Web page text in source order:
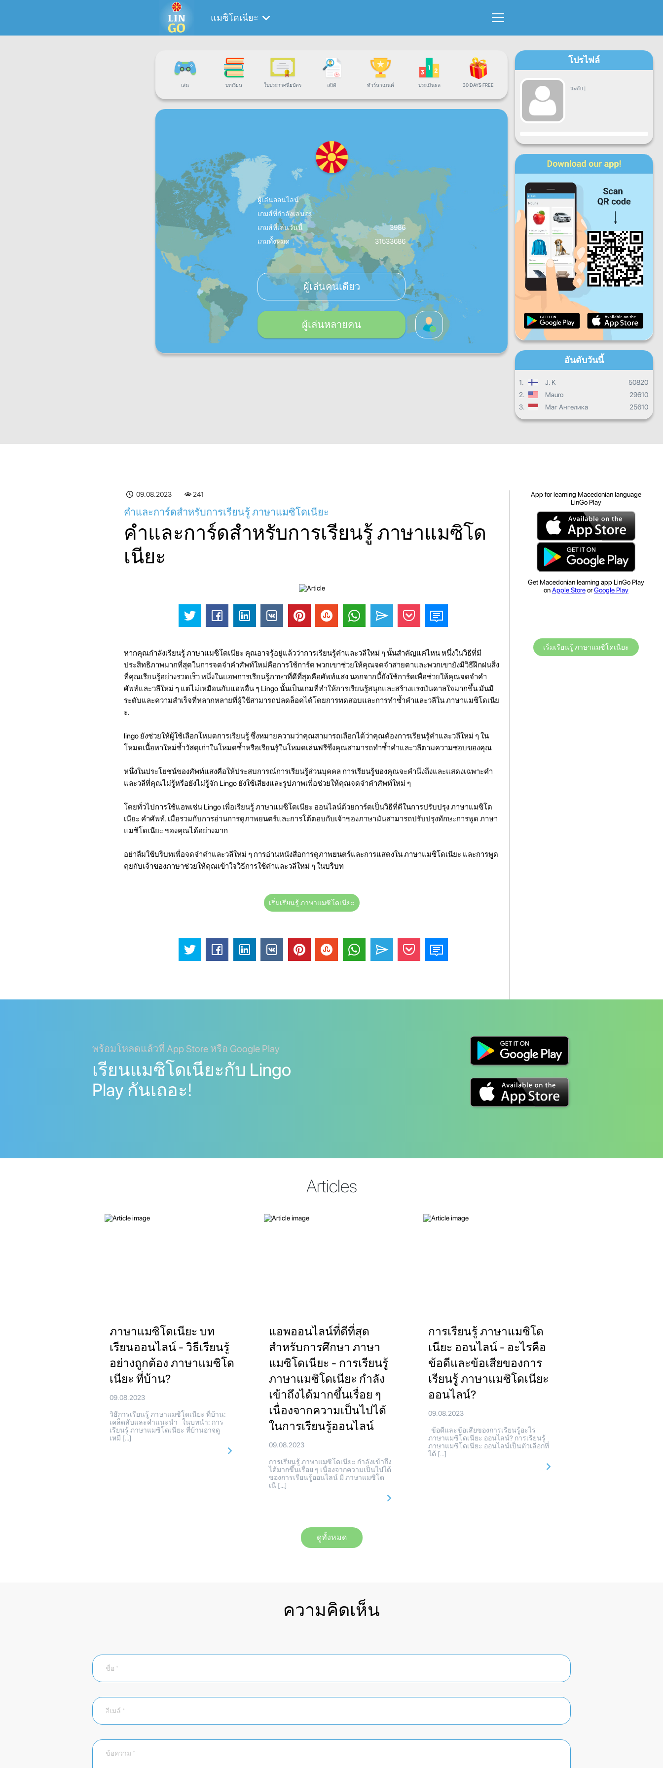
แมซิโดเนียะ
เล่น บทเรียน ใบประกาศนียบัตร สถิติ ทัวร์นาเมนต์ ประเมินผล 30 DAYS FREE
ผู้เล่นออนไลน์
เกมส์ที่กำลังเล่นอยู่
เกมส์ที่เล่นวันนี้
3986
เกมทั้งหมด
31533686
ผู้เล่นคนเดียว
ผู้เล่นหลายคน
โปรไฟล์
ระดับ |
ขั้นตอน
พ. พฤ.
ส. อา.
ควาบคืนหน้ารายวัน
ความคืบหน้ารายเดือน
ใบประกาศนียบัตร
ผลรวมทั้งหมด
อันดับวันนี้
1. J. K
50820
2.
Mauro
29610
3.
Маг Ангелика 25610
09.08.2023 241
คำและการ์ดสำหรับการเรียนรู้ ภาษาแมซิโดเนียะ
คำและการ์ดสำหรับการเรียนรู้ ภาษาแมซิโด
เนียะ
หากคุณกำลังเรียนรู้ ภาษาแมซิโดเนียะ คุณอาจรู้อยู่แล้วว่าการเรียนรู้คำและวลีใหม่ ๆ นั้นสำคัญแค่ไหน หนึ่งในวิธีที่มี
ประสิทธิภาพมากที่สุดในการจดจำคำศัพท์ใหม่คือการใช้การ์ด พวกเขาช่วยให้คุณจดจำสายตาและพวกเขายังมีวิธีฝึกฝนสิ่ง
ที่คุณเรียนรู้อย่างรวดเร็ว หนึ่งในแอพการเรียนรู้ภาษาที่ดีที่สุดคือศัพท์แสง นอกจากนี้ยังใช้การ์ดเพื่อช่วยให้คุณจดจำคำ
ศัพท์และวลีใหม่ ๆ แต่ไม่เหมือนกับแอพอื่น ๆ Lingo นั้นเป็นเกมที่ทำให้การเรียนรู้สนุกและสร้างแรงบันดาลใจมากขึ้น มันมี
ระดับและความสำเร็จที่หลากหลายที่ผู้ใช้สามารถปลดล็อคได้โดยการทดสอบและการทำซ้ำคำและวลีใน ภาษาแมซิโดเนีย
ะ.
lingo ยังช่วยให้ผู้ใช้เลือกโหมดการเรียนรู้ ซึ่งหมายความว่าคุณสามารถเลือกได้ว่าคุณต้องการเรียนรู้คำและวลีใหม่ ๆ ใน
โหมดเนื้อหาใหม่ซ้ำวัสดุเก่าในโหมดซ้ำหรือเรียนรู้ในโหมดเล่นฟรีซึ่งคุณสามารถทำซ้ำคำและวลีตามความชอบของคุณ
หนึ่งในประโยชน์ของศัพท์แสงคือให้ประสบการณ์การเรียนรู้ส่วนบุคคล การเรียนรู้ของคุณจะคำนึงถึงและแสดงเฉพาะคำ
และวลีที่คุณไม่รู้หรือยังไม่รู้จัก Lingo ยังใช้เสียงและรูปภาพเพื่อช่วยให้คุณจดจำคำศัพท์ใหม่ ๆ
โดยทั่วไปการใช้แอพเช่น Lingo เพื่อเรียนรู้ ภาษาแมซิโดเนียะ ออนไลน์ด้วยการ์ดเป็นวิธีที่ดีในการปรับปรุง ภาษาแมซิโด
เนียะ คำศัพท์. เมื่อรวมกับการอ่านการดูภาพยนตร์และการโต้ตอบกับเจ้าของภาษามันสามารถปรับปรุงทักษะการพูด ภาษา
แมซิโดเนียะ ของคุณได้อย่างมาก
อย่าลืมใช้บริบทเพื่อจดจำคำและวลีใหม่ ๆ การอ่านหนังสือการดูภาพยนตร์และการแสดงใน ภาษาแมซิโดเนียะ และการพูด
คุยกับเจ้าของภาษาช่วยให้คุณเข้าใจวิธีการใช้คำและวลีใหม่ ๆ ในบริบท
เริ่มเรียนรู้ ภาษาแมซิโดเนียะ
App for learning Macedonian language
LinGo Play
Get Macedonian learning app LinGo Play
onApple StoreorGoogle Play
เริ่มเรียนรู้ ภาษาแมซิโดเนียะ
พร้อมโหลดแล้วที่ App Store หรือ Google Play
เรียนแมซิโดเนียะกับ Lingo
Play กันเถอะ!
Articles
ภาษาแมซิโดเนียะ บท
เรียนออนไลน์ - วิธีเรียนรู้
อย่างถูกต้อง ภาษาแมซิโด
เนียะ ที่บ้าน?
09.08.2023
วิธีการเรียนรู้ ภาษาแมซิโดเนียะ ที่บ้าน:
เคล็ดลับและคำแนะนำ ในบทนำ: การ
เรียนรู้ ภาษาแมซิโดเนียะ ที่บ้านอาจดู
เหมื […]
แอพออนไลน์ที่ดีที่สุด
สำหรับการศึกษา ภาษา
แมซิโดเนียะ - การเรียนรู้
ภาษาแมซิโดเนียะ กำลัง
เข้าถึงได้มากขึ้นเรื่อย ๆ
เนื่องจากความเป็นไปได้
ในการเรียนรู้ออนไลน์
09.08.2023
การเรียนรู้ ภาษาแมซิโดเนียะ กำลังเข้าถึง
ได้มากขึ้นเรื่อย ๆ เนื่องจากความเป็นไปได้
ของการเรียนรู้ออนไลน์ มี ภาษาแมซิโด
เนี […]
การเรียนรู้ ภาษาแมซิโด
เนียะ ออนไลน์ - อะไรคือ
ข้อดีและข้อเสียของการ
เรียนรู้ ภาษาแมซิโดเนียะ
ออนไลน์?
09.08.2023
ข้อดีและข้อเสียของการเรียนรู้อะไร
ภาษาแมซิโดเนียะ ออนไลน์? การเรียนรู้
ภาษาแมซิโดเนียะ ออนไลน์เป็นตัวเลือกที่
ได้ […]
ดูทั้งหมด
ความคิดเห็น